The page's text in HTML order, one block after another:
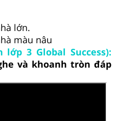
lớn.
màu nâu
3 Global Success):
và khoanh tròn đáp